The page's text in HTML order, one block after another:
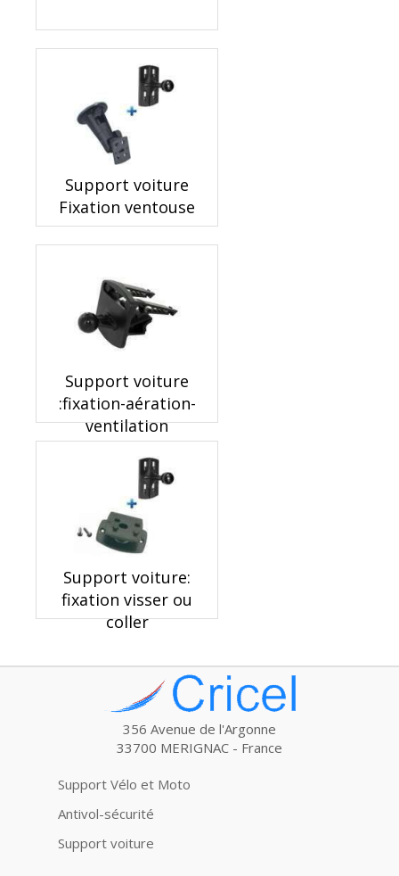
Support voiture
Fixation ventouse
Support voiture
:fixation-aération-
ventilation
Support voiture:
fixation visser ou
coller
356 Avenue de l'Argonne
33700 MERIGNAC - France
Support Vélo et Moto
Antivol-sécurité
Support voiture